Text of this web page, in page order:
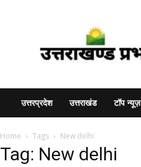
उत्तरप्रदेश उत्तराखंड टॉप न्यूज़
Home Tags New delhi
Tag: New delhi